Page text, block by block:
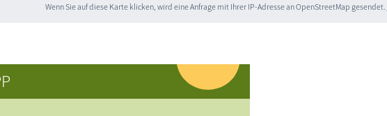
Wenn Sie auf diese Karte klicken, wird eine Anfrage mit Ihrer IP-Adresse an OpenStreetMap gesendet.